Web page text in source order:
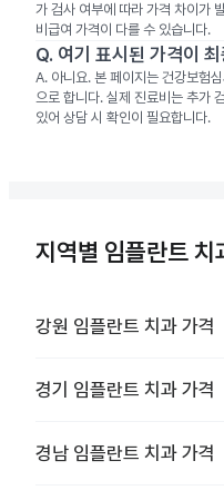
가 검사 여부에 따라 가격 차이가
비급여 가격이 다를 수 있습니다.
Q. 여기 표시된 가격이
A. 아니요. 본 페이지는 건강보험
으로 합니다. 실제 진료비는 추가
있어 상담 시 확인이 필요합니다.
지역별 임플란트 치
강원 임플란트 치과 가격
경기 임플란트 치과 가격
경남 임플란트 치과 가격